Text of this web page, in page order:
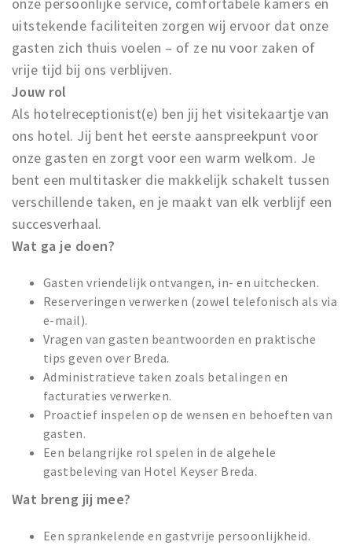
uitstekende faciliteiten zorgen wij ervoor dat onze
gasten zich thuis voelen – of ze nu voor zaken of
vrije tijd bij ons verblijven.
Jouw rol
Als hotelreceptionist(e) ben jij het visitekaartje van
ons hotel. Jij bent het eerste aanspreekpunt voor
onze gasten en zorgt voor een warm welkom. Je
bent een multitasker die makkelijk schakelt tussen
verschillende taken, en je maakt van elk verblijf een
succesverhaal.
Wat ga je doen?
Gasten vriendelijk ontvangen, in- en uitchecken.
Reserveringen verwerken (zowel telefonisch als via
e-mail).
Vragen van gasten beantwoorden en praktische
tips geven over Breda.
Administratieve taken zoals betalingen en
facturaties verwerken.
Proactief inspelen op de wensen en behoeften van
gasten.
Een belangrijke rol spelen in de algehele
gastbeleving van Hotel Keyser Breda.
Wat breng jij mee?
Een sprankelende en gastvrije persoonlijkheid.